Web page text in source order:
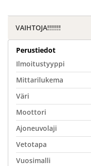
VAIHTOJA!!!!!!!
Perustiedot
Ilmoitustyyppi
Mittarilukema
Väri
Moottori
Ajoneuvolaji
Vetotapa
Vuosimalli